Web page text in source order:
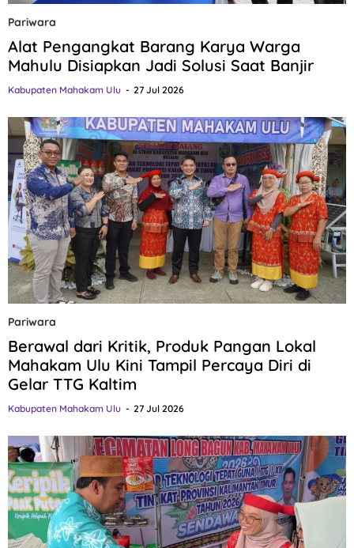
Pariwara
Alat Pengangkat Barang Karya Warga
Mahulu Disiapkan Jadi Solusi Saat Banjir
Kabupaten Mahakam Ulu 27 Jul 2026
Pariwara
Berawal dari Kritik, Produk Pangan Lokal
Mahakam Ulu Kini Tampil Percaya Diri di
Gelar TTG Kaltim
Kabupaten Mahakam Ulu 27 Jul 2026